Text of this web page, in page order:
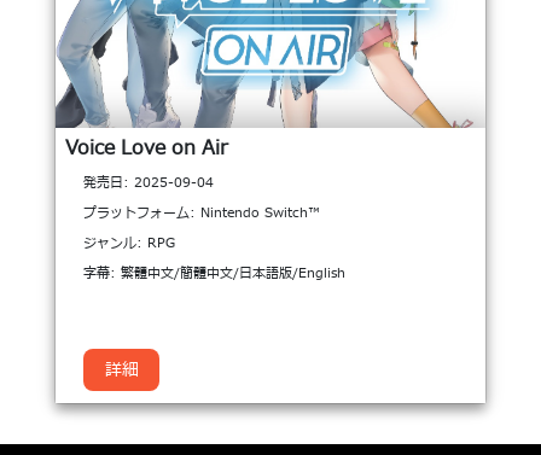
Voice Love on Air
発売日: 2025-09-04
プラットフォーム: Nintendo Switch™
ジャンル: RPG
字幕: 繁體中文/簡體中文/日本語版/English
詳細